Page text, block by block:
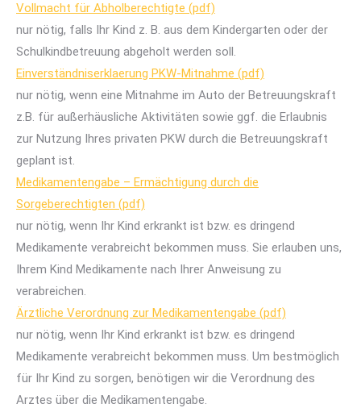
Vollmacht für Abholberechtigte (pdf)
nur nötig, falls Ihr Kind z. B. aus dem Kindergarten oder der
Schulkindbetreuung abgeholt werden soll.
Einverständniserklaerung PKW-Mitnahme (pdf)
nur nötig, wenn eine Mitnahme im Auto der Betreuungskraft
z.B. für außerhäusliche Aktivitäten sowie ggf. die Erlaubnis
zur Nutzung Ihres privaten PKW durch die Betreuungskraft
geplant ist.
Medikamentengabe – Ermächtigung durch die
Sorgeberechtigten (pdf)
nur nötig, wenn Ihr Kind erkrankt ist bzw. es dringend
Medikamente verabreicht bekommen muss. Sie erlauben uns,
Ihrem Kind Medikamente nach Ihrer Anweisung zu
verabreichen.
Ärztliche Verordnung zur Medikamentengabe (pdf)
nur nötig, wenn Ihr Kind erkrankt ist bzw. es dringend
Medikamente verabreicht bekommen muss. Um bestmöglich
für Ihr Kind zu sorgen, benötigen wir die Verordnung des
Arztes über die Medikamentengabe.